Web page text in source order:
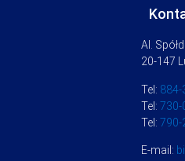
Al.
20-147
Tel: 884-
Tel:730-
Tel:790-
E-mail: